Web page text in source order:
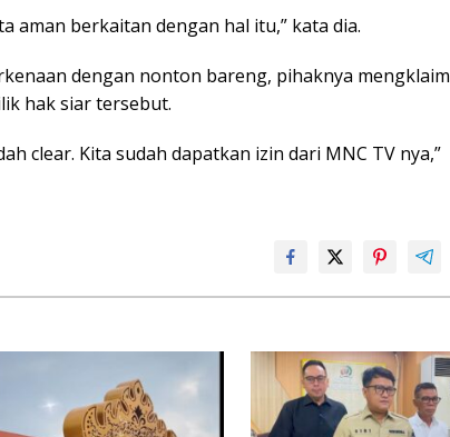
aman berkaitan dengan hal itu,” kata dia.
dengan nonton bareng, pihaknya mengklaim
hak siar tersebut.
clear. Kita sudah dapatkan izin dari MNC TV nya,”